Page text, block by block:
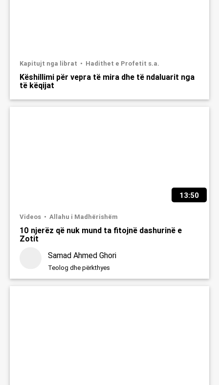
Kapitujt nga librat Hadithet e Profetit s.a.
Këshillimi për vepra të mira dhe të ndaluarit nga
të këqijat
13:50
Videos Allahu i Madhërishëm
10 njerëz që nuk mund ta fitojnë dashurinë e
Zotit
Samad Ahmed Ghori
Teolog dhe përkthyes